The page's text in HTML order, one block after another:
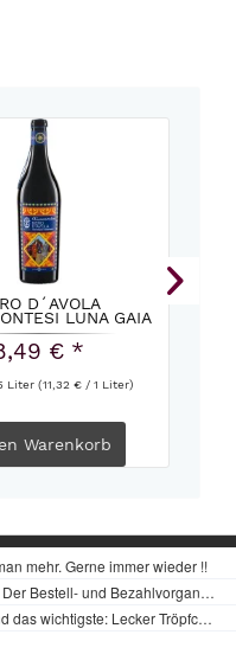
D´AVOLA
LUNA GAIA
€ *
Liter(11,32 € / 1 Liter)
Warenkorb